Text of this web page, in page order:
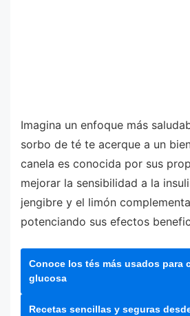
Imagina un enfoque más
sorbo de té te acerque a un
canela es conocida por sus
mejorar la sensibilidad a la
jengibre y el limón
potenciando sus efectos
Conoce los tés más usados para
glucosa
Recetas sencillas y seguras